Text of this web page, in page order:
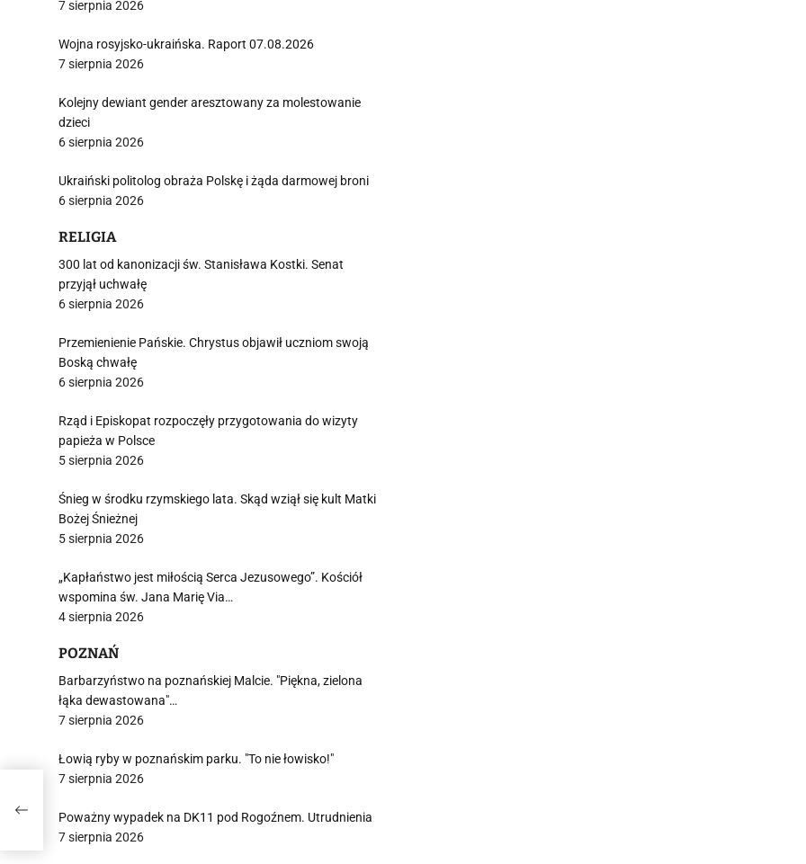
7 sierpnia 2026
Wojna rosyjsko-ukraińska. Raport 07.08.2026
7 sierpnia 2026
Kolejny dewiant gender aresztowany za molestowanie
dzieci
6 sierpnia 2026
Ukraiński politolog obraża Polskę i żąda darmowej broni
6 sierpnia 2026
RELIGIA
300 lat od kanonizacji św. Stanisława Kostki. Senat
przyjął uchwałę
6 sierpnia 2026
Przemienienie Pańskie. Chrystus objawił uczniom swoją
Boską chwałę
6 sierpnia 2026
Rząd i Episkopat rozpoczęły przygotowania do wizyty
papieża w Polsce
5 sierpnia 2026
Śnieg w środku rzymskiego lata. Skąd wziął się kult Matki
Bożej Śnieżnej
5 sierpnia 2026
„Kapłaństwo jest miłością Serca Jezusowego”. Kościół
wspomina św. Jana Marię Via…
4 sierpnia 2026
POZNAŃ
Barbarzyństwo na poznańskiej Malcie. "Piękna, zielona
łąka dewastowana"…
7 sierpnia 2026
Łowią ryby w poznańskim parku. "To nie łowisko!"
7 sierpnia 2026
Poważny wypadek na DK11 pod Rogoźnem. Utrudnienia
7 sierpnia 2026